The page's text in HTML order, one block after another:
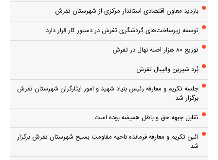
بازدید معاون اقتصادی استاندار مرکزی از شهرستان تفرش
توسعه زیرساخت‌های گردشگری تفرش در دستور کار قرار دارد
توزیع ۸۰ هزار اصله نهال در تفرش
بُرد شیرین والیبال تفرش
جلسه تکریم و معارفه رئیس بنیاد شهید و امور ایثارگران شهرستان تفرش
برگزار شد.
تقابل جبهه حق و باطل همیشه بوده است
آئین تکریم و معارفه فرمانده ناحیه مقاومت بسیج شهرستان تفرش برگزار
شد